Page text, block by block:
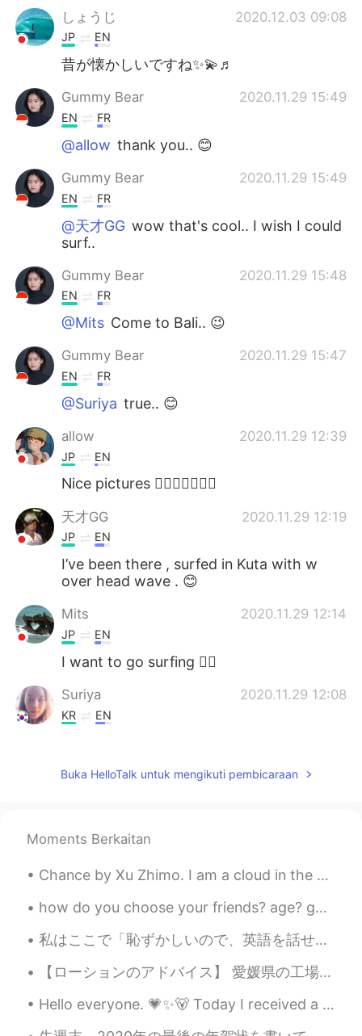
しょうじ
2020.12.03 09:08
JP EN
昔が懐かしいですね✨💫♬
Gummy Bear 2020.11.29 15:49
EN FR
@allow thank you.. 😊
Gummy Bear 2020.11.29 15:49
EN FR
@天才GG wow that's cool.. I wish I could
surf..
Gummy Bear 2020.11.29 15:48
EN FR
@Mits Come to Bali.. 😉
Gummy Bear 2020.11.29 15:47
EN FR
@Suriya true.. 😊
allow 2020.11.29 12:39
JP EN
Nice pictures 🏄🏻‍♀️🏄🏻‍♂️🌊
天才GG 2020.11.29 12:19
JP EN
I’ve been there , surfed in Kuta with w
over head wave . 😊
Mits 2020.11.29 12:14
JP EN
I want to go surfing 🏄‍♀️
Suriya 2020.11.29 12:08
KR EN
Buka HelloTalk untuk mengikuti pembicaraan
Moments Berkaitan
Chance by Xu Zhimo. I am a cloud in the sky, A chance shadow on the wave of your heart. Don't b...
how do you choose your friends? age? gender? common interests? these are my best friends. we live...
私はここで「恥ずかしいので、英語を話せません」と言って人がよく見ます。外国人と外国語を話すはとても難しくて、怖いですが、英語を話すことができたいたら、本当に大切ですよ 😊 それに、外国人もあな...
【ローションのアドバイス】 愛媛県の工場で働いていました。 4組3交代のシフトで、とても不規則な生活だった。休みの日は、シフト主任の強制によりVシネマ感あるキャバクラに連れてかれ、先輩をヨイシ...
Hello everyone. 💗✨🐻 Today I received a post in the mail from my friend Mariko san. 🌈✨🌸✨ ✈️✨📪✨🚚 ...